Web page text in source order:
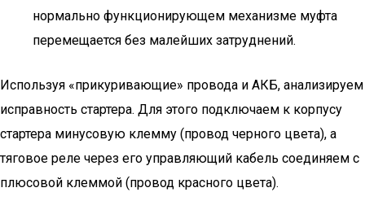
нормально функционирующем механизме муфта
перемещается без малейших затруднений.
Используя «прикуривающие» провода и АКБ, анализируем
исправность стартера. Для этого подключаем к корпусу
стартера минусовую клемму (провод черного цвета), а
тяговое реле через его управляющий кабель соединяем с
плюсовой клеммой (провод красного цвета).